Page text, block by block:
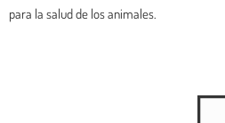
para la salud de los animales.